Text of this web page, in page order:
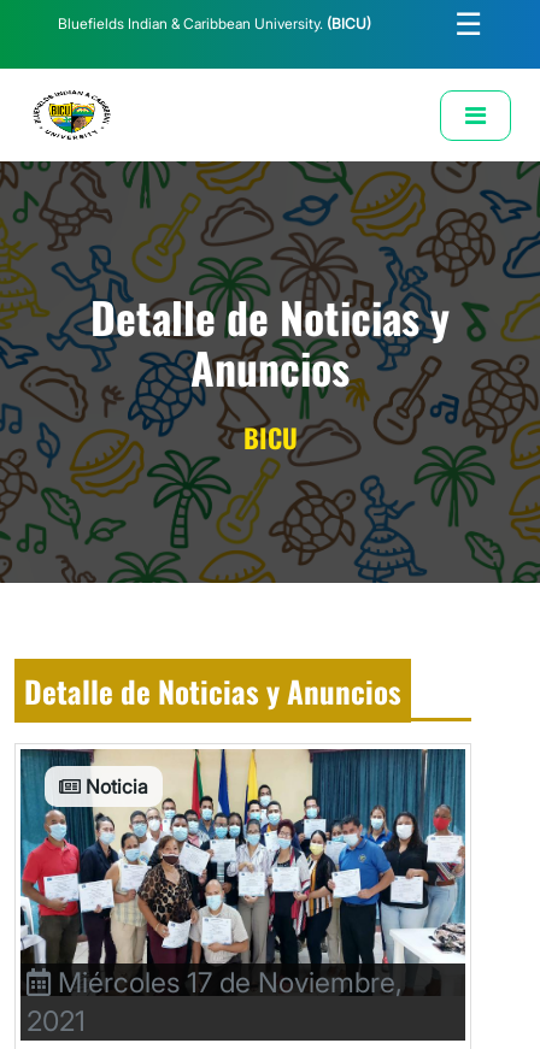
Bluefields Indian & Caribbean University. (BICU) ☰
Solicitud de Correo Institucional
Detalle de Noticias y
Anuncios
BICU
Detalle de Noticias y Anuncios
Noticia
Miércoles 17 de Noviembre,
2021